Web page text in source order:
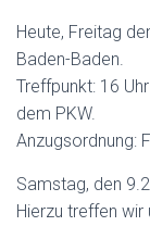
Heute, Freitag
Baden-Baden.
Treffpunkt: 16
dem PKW.
Anzugsordnung:
Samstag, den
Hierzu treffen